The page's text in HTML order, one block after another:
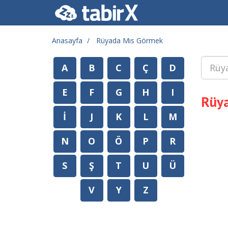
Anasayfa Rüyada Mıs Görmek
A B C Ç
D
E
F G H
I
İ
J K L
M
N
O Ö P
R
S
Ş T U
Ü
V
Y Z